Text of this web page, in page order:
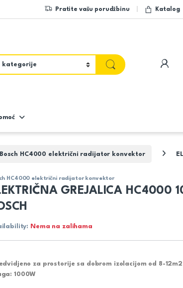
Pratite vašu porudžbinu Katalog
Bosch HC4000 električni radijator konvektor
HC4000 električni radijator konvektor
GREJALICA HC4000
Nema na zalihama
za prostorije sa dobrom izolacijom od 8-12m2
1000W